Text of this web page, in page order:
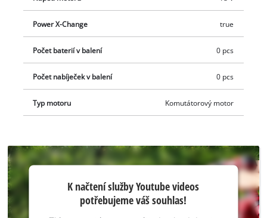
Power X-Change true
Počet baterií v balení 0 pcs
Počet nabíječek v balení 0 pcs
Typ motoru Komutátorový motor
K načtení
Youtube
K načtení služby Youtube videos
potřebujeme váš souhlas!